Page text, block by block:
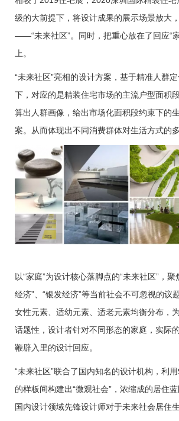
级的大前提下，将设计成果的展示场景放大
——“未来社区”。同时，把重心放在了回应“
上。
“未来社区”亮相的设计方案，基于精准人群
下，对应的是精装住宅市场的主流户型面积
算出人群画像，给出市场化面积段约束下的
案。从而体现出不同消费群体对生活方式的多
以“家庭”为设计核心落脚点的“未来社区”，聚
经济”、“银发经济”等当前社会不可忽视的议
女性元素、适幼元素、适老元素均衡分布，
话题性，设计者针对不同形态的家庭，实际
鞭辟入里的设计回应。
“未来社区”联合了国内知名的设计机构，利用
的样板间构建出“微观社会”，浓缩成的居住
国内设计领域先锋设计师对于未来社会居住生